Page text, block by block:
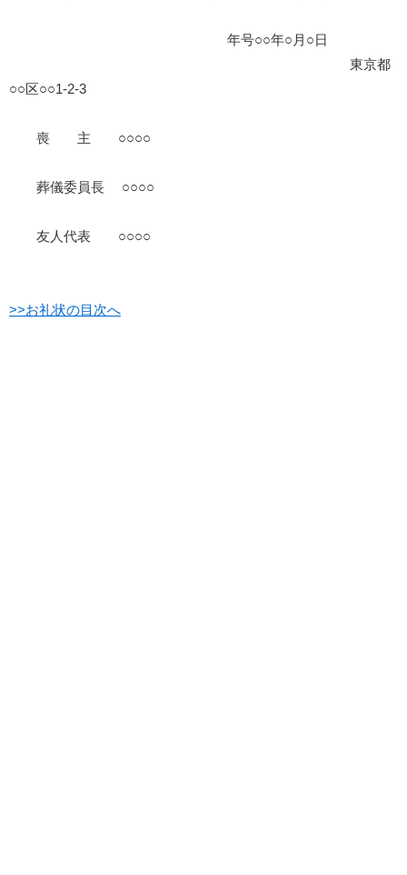
年号○○年○月○日
東京都
○○区○○1-2-3
喪 主 ○○○○
葬儀委員長 ○○○○
友人代表 ○○○○
>>お礼状の目次へ